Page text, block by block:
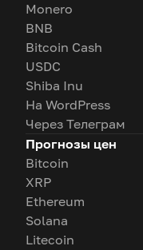
Monero
BNB
Bitcoin Cash
USDC
Shiba Inu
На WordPress
Через Телеграм
Прогнозы цен
Bitcoin
XRP
Ethereum
Solana
Litecoin